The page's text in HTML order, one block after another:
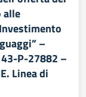
alle
–
P-27882 –
Linea di